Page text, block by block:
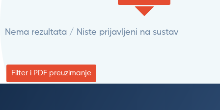
Nema rezultata / Niste prijavljeni na sustav
Filter i PDF preuzimanje